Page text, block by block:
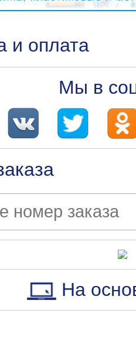
и оплата
Мы в
На